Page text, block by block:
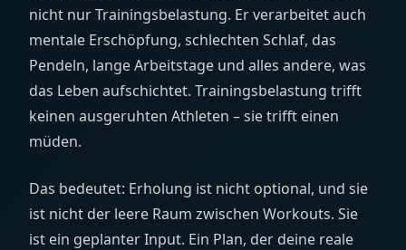
nicht nur Trainingsbelastung. Er verarbeitet auch
mentale Erschöpfung, schlechten Schlaf, das
Pendeln, lange Arbeitstage und alles andere, was
das Leben aufschichtet. Trainingsbelastung trifft
keinen ausgeruhten Athleten – sie trifft einen
müden.
Das bedeutet: Erholung ist nicht optional, und sie
ist nicht der leere Raum zwischen Workouts. Sie
ist ein geplanter Input. Ein Plan, der deine reale